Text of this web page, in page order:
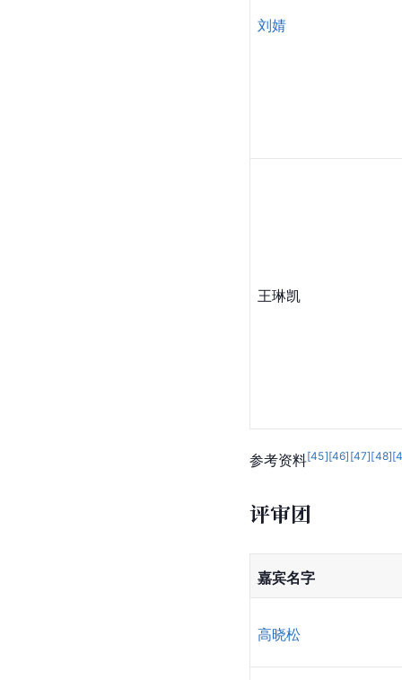
刘婧
王琳凯
参考资料[45][46] [47][48][
评审团
嘉宾名字
高晓松